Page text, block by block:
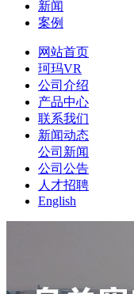
新闻
案例
网站首页
珂玛VR
公司介绍
产品中心
联系我们
新闻动态
公司新闻
公司公告
人才招聘
English